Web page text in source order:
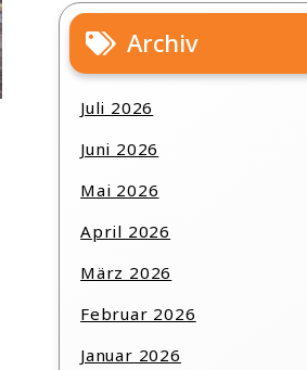
Archiv
Juli 2026
Juni 2026
Mai 2026
April 2026
März 2026
Februar 2026
Januar 2026